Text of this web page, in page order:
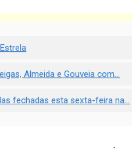
Almeida e Gouveia com...
fechadas esta sexta-feira na...